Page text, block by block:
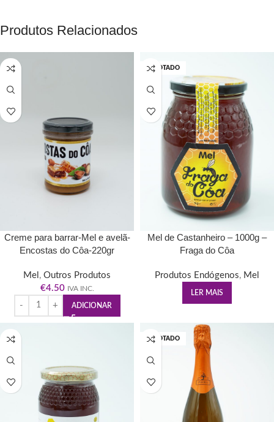
Produtos Relacionados
Creme para barrar-Mel e avelã-
Encostas do Côa-220gr
Mel , Outros Produtos
€4.50 IVA INC.
ADICIONAR
ESGOTADO
Mel de Castanheiro – 1000g –
Fraga do Côa
Produtos Endógenos, Mel
LER MAIS
ESGOTADO